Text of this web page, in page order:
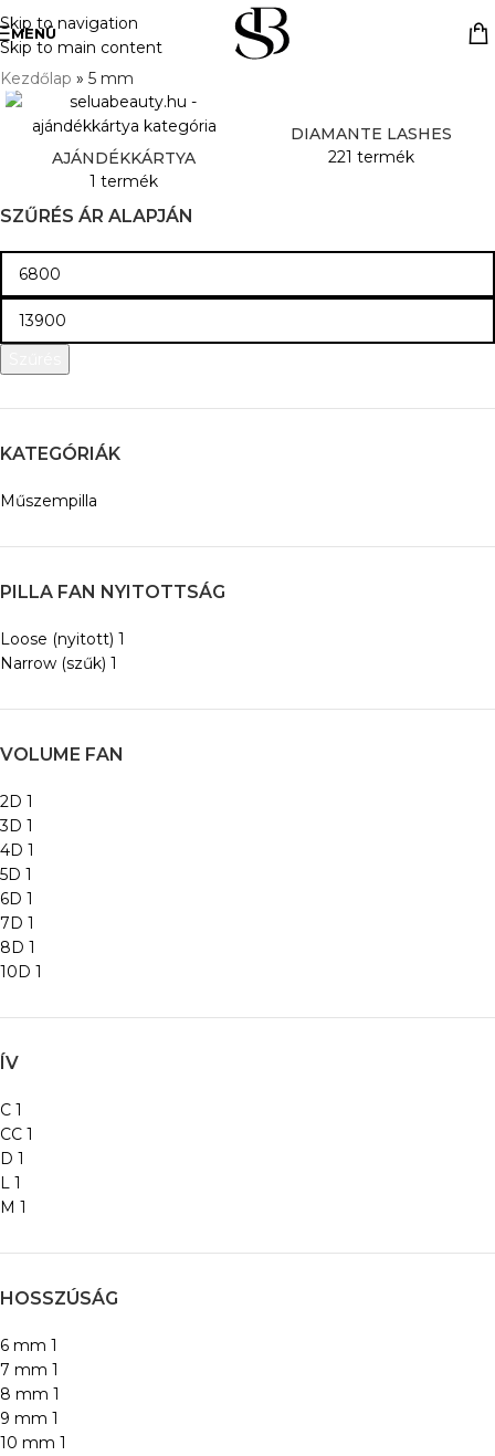
Skip to navigation
Skip to main content
MENÜ
Kezdőlap » 5 mm
AJÁNDÉKKÁRTYA
1 termék
DIAMANTE LASHES
221 termék
SZŰRÉS ÁR ALAPJÁN
KATEGÓRIÁK
Műszempilla
PILLA FAN NYITOTTSÁG
Loose (nyitott) 1
Narrow (szűk) 1
VOLUME FAN
2D 1
3D 1
4D 1
5D 1
6D 1
7D 1
8D 1
10D 1
ÍV
C 1
CC 1
D 1
L 1
M 1
HOSSZÚSÁG
6 mm 1
7 mm 1
8 mm 1
9 mm 1
10 mm 1